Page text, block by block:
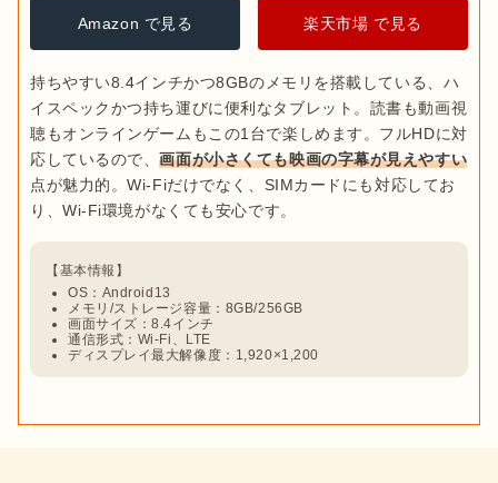
Amazon で見る 楽天市場 で見る
持ちやすい8.4インチかつ8GBのメモリを搭載している、ハ
イスペックかつ持ち運びに便利なタブレット。読書も動画視
聴もオンラインゲームもこの1台で楽しめます。フルHDに対
応しているので、画面が小さくても映画の字幕が見えやすい
点が魅力的。Wi-Fiだけでなく、SIMカードにも対応してお
OS：Android13
メモリ/ストレージ容量：8GB/256GB
画面サイズ：8.4インチ
通信形式：Wi-Fi、LTE
ディスプレイ最大解像度：1,920×1,200